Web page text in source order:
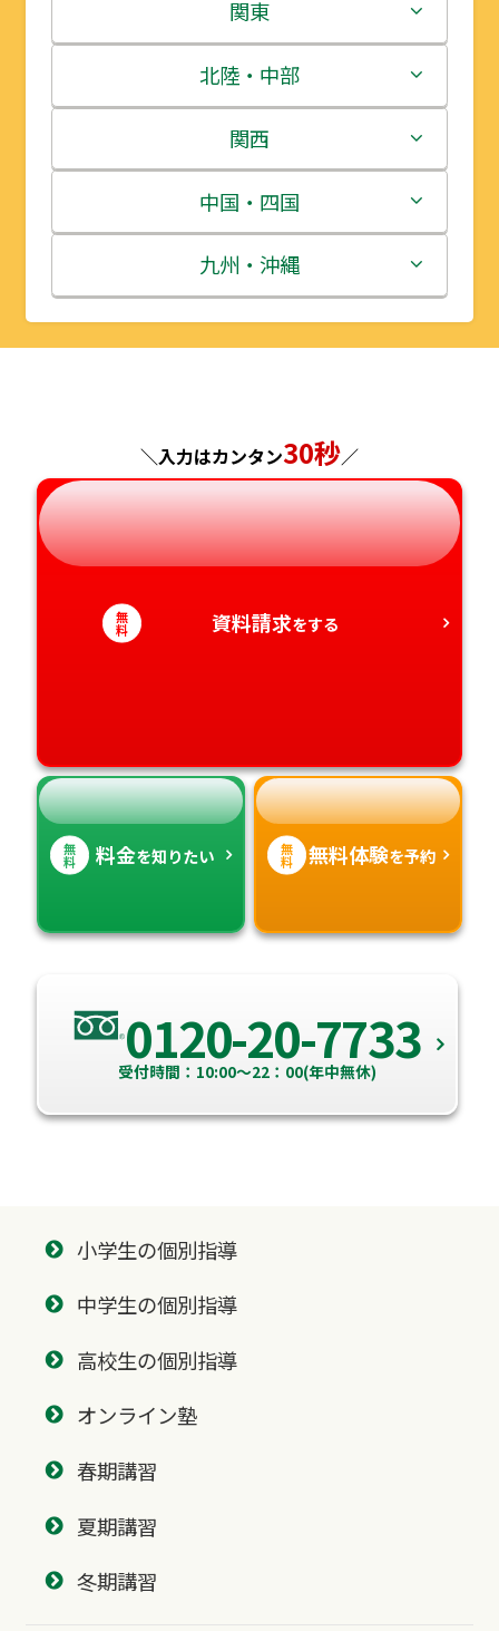
北海道
青森県
岩手県
宮城県
秋田県
山形県
関東
茨城県
栃木県
群馬県
埼玉県
千葉県
神奈川県
北陸・中部
新潟県
富山県
石川県
福井県
長野県
岐阜県
静岡県
愛知県
関西
三重県
滋賀県
京都府
兵庫県
奈良県
和歌山県
中国・四国
鳥取県
島根県
広島県
山口県
徳島県
香川県
高知県
九州・沖縄
福岡県
長崎県
熊本県
大分県
宮崎県
沖縄県
＼入力はカンタン30秒／
無
料 資料請求をする
無
料 料金を知りたい 無
料 無料体験を予約
0120-20-7733
受付時間：10:00～22：00(年中無休)
小学生の個別指導
中学生の個別指導
高校生の個別指導
オンライン塾
春期講習
夏期講習
冬期講習